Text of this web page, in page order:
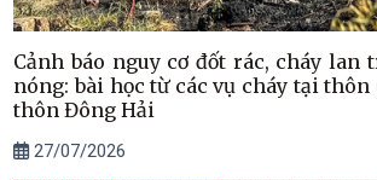
Cảnh báo nguy cơ đốt rác, cháy lan
nóng: bài học từ các vụ cháy tại thôn
thôn Đông Hải
27/07/2026